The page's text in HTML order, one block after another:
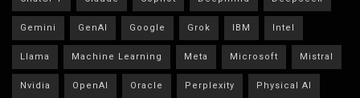
Gemini GenAI Google Grok IBM Intel
Llama Machine Learning Meta Microsoft Mistral
Nvidia OpenAI Oracle Perplexity Physical AI